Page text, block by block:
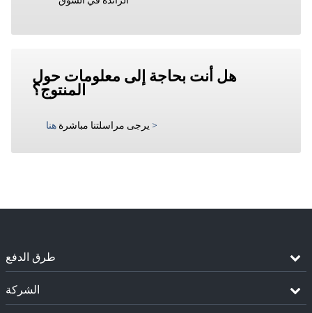
هل أنت بحاجة إلى معلومات حول
المنتوج؟
يرجى مراسلتنا مباشرة هنا >
طرق الدفع
الشركة